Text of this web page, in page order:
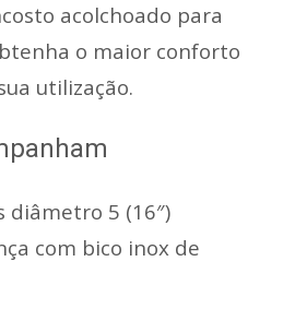
acolchoado para
o maior conforto
utilização.
diâmetro 5 (16″)
com bico inox de